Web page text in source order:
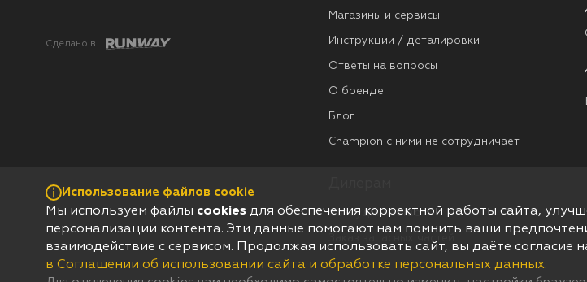
Сделано в
Магазины и сервисы
Инструкции / деталировки
Ответы на вопросы
О бренде
Блог
Champion с ними не сотрудничает
Сотрудничество
Использование файлов cookie
Мы используем файлы cookies для обеспечения корректной работы сайта,
персонализации контента. Эти данные помогают нам помнить ваши
взаимодействие с сервисом. Продолжая использовать сайт, вы даёте согласие
в Соглашении об использовании сайта и обработке персональных данных.